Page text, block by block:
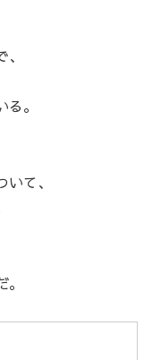
。
いて、